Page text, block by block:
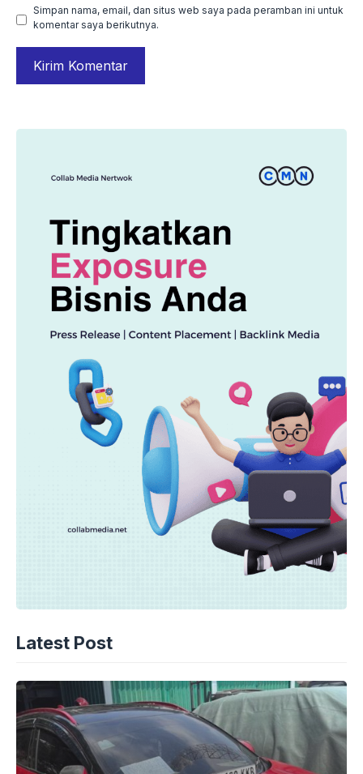
Simpan nama, email, dan situs web saya pada peramban ini untuk
komentar saya berikutnya.
Latest Post